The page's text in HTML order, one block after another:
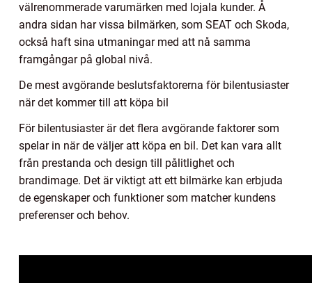
välrenommerade varumärken med lojala kunder. Å
andra sidan har vissa bilmärken, som SEAT och Skoda,
också haft sina utmaningar med att nå samma
framgångar på global nivå.
De mest avgörande beslutsfaktorerna för bilentusiaster
när det kommer till att köpa bil
För bilentusiaster är det flera avgörande faktorer som
spelar in när de väljer att köpa en bil. Det kan vara allt
från prestanda och design till pålitlighet och
brandimage. Det är viktigt att ett bilmärke kan erbjuda
de egenskaper och funktioner som matcher kundens
preferenser och behov.